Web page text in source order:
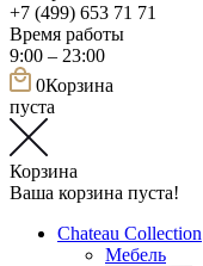
+7 (499) 653 71 71
Время работы
9:00 – 23:00
0Корзина
пуста
Корзина
Ваша корзина пуста!
Chateau Collection
Мебель